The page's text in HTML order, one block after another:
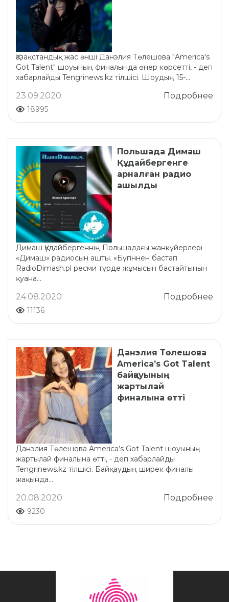
Қазақстандық жас әнші Данэлия Төлешова "America's
Got Talent" шоуының финалында өнер көрсетті, - деп
хабарлайды Tengrinews.kz тілшісі. Шоудың 15-...
Подробнее
23.09.2020
18995
Польшада Димаш
Құдайбергенге
арналған радио
ашылды
Димаш Құдайбергеннің Польшадағы жанкүйерлері
«Димаш» радиосын ашты. «Бүгіннен бастап
RadioDimash.pl ресми түрде жұмысын бастайтынын
қуана...
Подробнее
24.08.2020
11136
Данэлия Төлешова
America’s Got Talent
байқауының
жартылай
финалына өтті
Данэлия Төлешова America’s Got Talent шоуының
жартылай финалына өтті, - деп хабарлайды
Tengrinews.kz тілшісі. Байқаудың ширек финалы
жақында...
Подробнее
20.08.2020
9230